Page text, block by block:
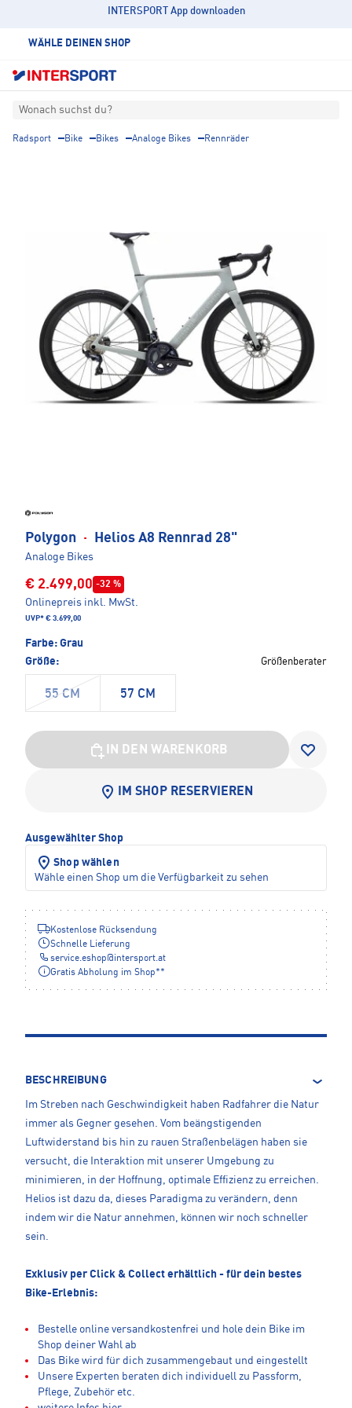
INTERSPORT App downloaden
WÄHLE DEINEN SHOP
Wonach suchst du?
Radsport Bike Bikes Analoge Bikes Rennräder
Polygon · Helios A8 Rennrad 28"
Analoge Bikes
€ 2.499,00 -32 %
Onlinepreis inkl. MwSt.
UVP* € 3.699,00
Farbe: Grau
Größe:
Größenberater
55 CM 57 CM
IN DEN WARENKORB
IM SHOP RESERVIEREN
Ausgewählter Shop
Shop wählen
Wähle einen Shop um die Verfügbarkeit zu sehen
Kostenlose Rücksendung
Schnelle Lieferung
service.eshop@intersport.at
Gratis Abholung im Shop**
BESCHREIBUNG
Im Streben nach Geschwindigkeit haben Radfahrer die Natur
immer als Gegner gesehen. Vom beängstigenden
Luftwiderstand bis hin zu rauen Straßenbelägen haben sie
versucht, die Interaktion mit unserer Umgebung zu
minimieren, in der Hoffnung, optimale Effizienz zu erreichen.
Helios ist dazu da, dieses Paradigma zu verändern, denn
indem wir die Natur annehmen, können wir noch schneller
sein.
Exklusiv per Click & Collect erhältlich - für dein bestes
Bike-Erlebnis:
Bestelle online versandkostenfrei und hole dein Bike im
Shop deiner Wahl ab
Das Bike wird für dich zusammengebaut und eingestellt
Unsere Experten beraten dich individuell zu Passform,
Pflege, Zubehör etc.